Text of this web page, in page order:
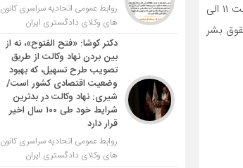
بر این اساس شهروندان و اشخاص متقاضی استفاده از این خدمات نهاد وکلای دادگستری می‌توانند همه روزه از ساعت ۱۱ الی
بشر
روابط عمومی اتحادیه سراسری کانون
های وکلای دادگستری ایران
دکتر کوشا: «فتح الفتوح»، نه از
بین بردن نهاد وکالت از طریق
تصویب طرح تسهیل، که بهبود
وضعیت اقتصادی کشور است/
شیری: نهاد وکالت در بدترین
شرایط خود طی ۱۰۰ سال اخیر
قرار دارد
روابط عمومی اتحادیه سراسری کانون
های وکلای دادگستری ایران